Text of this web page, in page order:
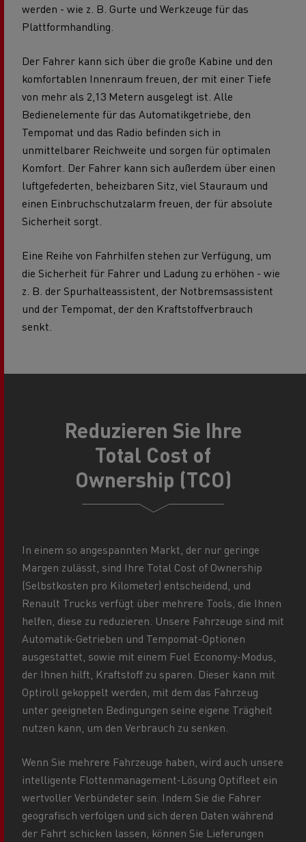
werden - wie z. B. Gurte und Werkzeuge für das
Plattformhandling.
Der Fahrer kann sich über die große Kabine und den
komfortablen Innenraum freuen, der mit einer Tiefe
von mehr als 2,13 Metern ausgelegt ist. Alle
Bedienelemente für das Automatikgetriebe, den
Tempomat und das Radio befinden sich in
unmittelbarer Reichweite und sorgen für optimalen
Komfort. Der Fahrer kann sich außerdem über einen
luftgefederten, beheizbaren Sitz, viel Stauraum und
einen Einbruchschutzalarm freuen, der für absolute
Sicherheit sorgt.
Eine Reihe von Fahrhilfen stehen zur Verfügung, um
die Sicherheit für Fahrer und Ladung zu erhöhen - wie
z. B. der Spurhalteassistent, der Notbremsassistent
und der Tempomat, der den Kraftstoffverbrauch
senkt.
Reduzieren Sie Ihre
Total Cost of
Ownership (TCO)
In einem so angespannten Markt, der nur geringe
Margen zulässt, sind Ihre Total Cost of Ownership
(Selbstkosten pro Kilometer) entscheidend, und
Renault Trucks verfügt über mehrere Tools, die Ihnen
helfen, diese zu reduzieren. Unsere Fahrzeuge sind mit
Automatik-Getrieben und Tempomat-Optionen
ausgestattet, sowie mit einem Fuel Economy-Modus,
der Ihnen hilft, Kraftstoff zu sparen. Dieser kann mit
Optiroll gekoppelt werden, mit dem das Fahrzeug
unter geeigneten Bedingungen seine eigene Trägheit
nutzen kann, um den Verbrauch zu senken.
Wenn Sie mehrere Fahrzeuge haben, wird auch unsere
intelligente Flottenmanagement-Lösung Optifleet ein
wertvoller Verbündeter sein. Indem Sie die Fahrer
geografisch verfolgen und sich deren Daten während
der Fahrt schicken lassen, können Sie Lieferungen